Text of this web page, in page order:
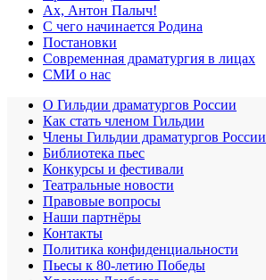
Ах, Антон Палыч!
С чего начинается Родина
Постановки
Современная драматургия в лицах
СМИ о нас
О Гильдии драматургов России
Как стать членом Гильдии
Члены Гильдии драматургов России
Библиотека пьес
Конкурсы и фестивали
Театральные новости
Правовые вопросы
Наши партнёры
Контакты
Политика конфиденциальности
Пьесы к 80-летию Победы